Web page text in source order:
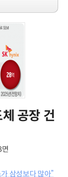
공장 건
삼성보다 많아”